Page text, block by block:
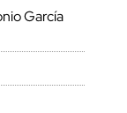
García